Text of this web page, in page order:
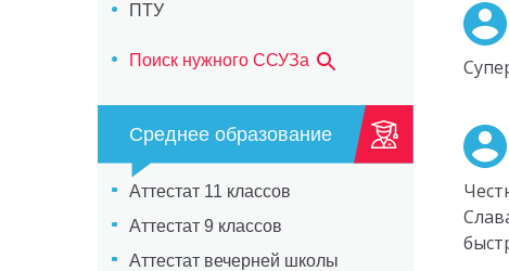
ПТУ
Поиск нужного ССУЗа
Среднее образование
Аттестат 11 классов
Аттестат 9 классов
Аттестат вечерней школы